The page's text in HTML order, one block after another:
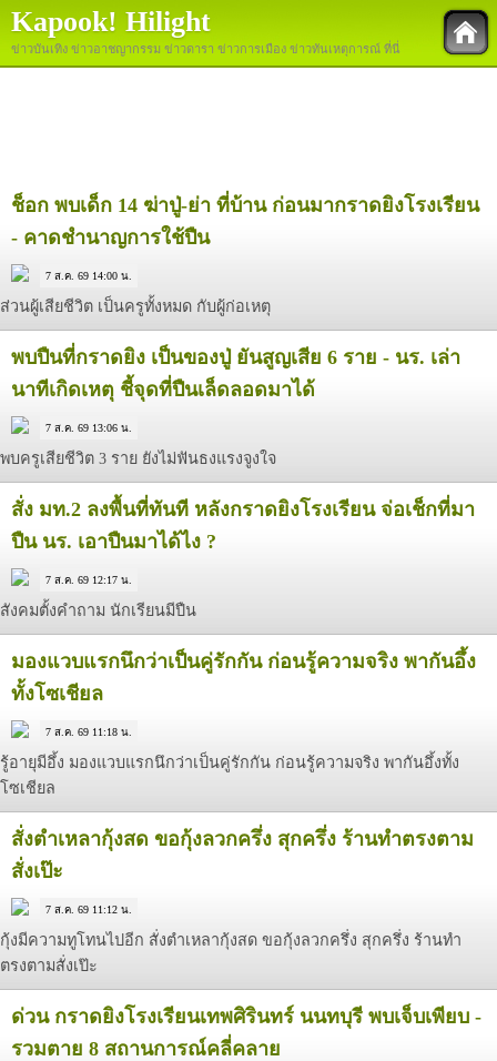
Kapook! Hilight
ข่าวบันเทิง ข่าวอาชญากรรม ข่าวดารา ข่าวการเมือง ข่าวทันเหตุการณ์ ที่นี่
ช็อก พบเด็ก 14 ฆ่าปู่-ย่า ที่บ้าน ก่อนมากราดยิงโรงเรียน
- คาดชำนาญการใช้ปืน
7 ส.ค. 69 14:00 น.
ส่วนผู้เสียชีวิต เป็นครูทั้งหมด กับผู้ก่อเหตุ
พบปืนที่กราดยิง เป็นของปู่ ยันสูญเสีย 6 ราย - นร. เล่า
นาทีเกิดเหตุ ชี้จุดที่ปืนเล็ดลอดมาได้
7 ส.ค. 69 13:06 น.
พบครูเสียชีวิต 3 ราย ยังไม่ฟันธงแรงจูงใจ
สั่ง มท.2 ลงพื้นที่ทันที หลังกราดยิงโรงเรียน จ่อเช็กที่มา
ปืน นร. เอาปืนมาได้ไง ?
7 ส.ค. 69 12:17 น.
สังคมตั้งคำถาม นักเรียนมีปืน
มองแวบแรกนึกว่าเป็นคู่รักกัน ก่อนรู้ความจริง พากันอึ้ง
ทั้งโซเชียล
7 ส.ค. 69 11:18 น.
รู้อายุมีอึ้ง มองแวบแรกนึกว่าเป็นคู่รักกัน ก่อนรู้ความจริง พากันอึ้งทั้ง
โซเชียล
สั่งตำเหลากุ้งสด ขอกุ้งลวกครึ่ง สุกครึ่ง ร้านทำตรงตาม
สั่งเป๊ะ
7 ส.ค. 69 11:12 น.
กุ้งมีความทูโทนไปอีก สั่งตำเหลากุ้งสด ขอกุ้งลวกครึ่ง สุกครึ่ง ร้านทำ
ตรงตามสั่งเป๊ะ
ด่วน กราดยิงโรงเรียนเทพศิรินทร์ นนทบุรี พบเจ็บเพียบ -
รวมตาย 8 สถานการณ์คลี่คลาย